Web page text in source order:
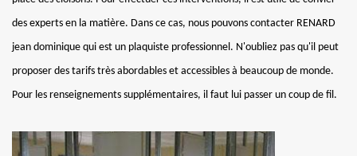
des experts en la matière. Dans ce cas, nous pouvons contacter RENARD
jean dominique qui est un plaquiste professionnel. N'oubliez pas qu'il peut
proposer des tarifs très abordables et accessibles à beaucoup de monde.
Pour les renseignements supplémentaires, il faut lui passer un coup de fil.